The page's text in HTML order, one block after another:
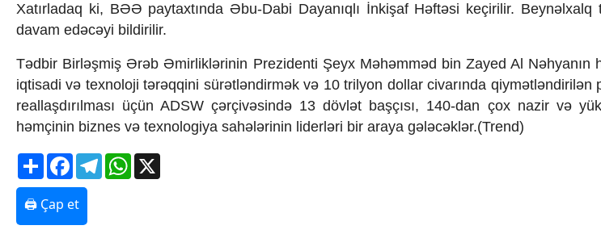
Gənclər və İdman
Media və QHT
Sağlamlıq
Sosium
Mənəvi dəyərlər
Texnologiya
Mətbuat-150
Əlaqə
Missiyamız
Xatırladaq ki, BƏƏ paytaxtında Əbu-Dabi Dayanıqlı İnkişaf Həftəsi keçirilir. Beynəlxalq
davam edəcəyi bildirilir.
Tədbir Birləşmiş Ərəb Əmirliklərinin Prezidenti Şeyx Məhəmməd bin Zayed Al Nəhyanın
iqtisadi və texnoloji tərəqqini sürətləndirmək və 10 trilyon dollar civarında qiymətləndirilən
reallaşdırılması üçün ADSW çərçivəsində 13 dövlət başçısı, 140-dan çox nazir və
həmçinin biznes və texnologiya sahələrinin liderləri bir araya gələcəklər.(Trend)
ShareFacebookTelegramWhatsApp
🖨 Çap et